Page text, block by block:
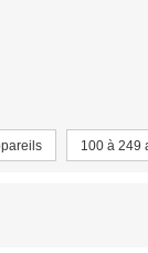
100 à 249